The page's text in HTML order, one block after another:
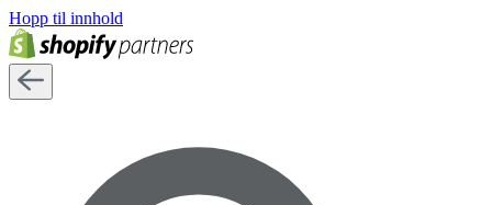
Hopp til innhold